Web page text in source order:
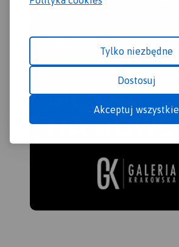
Tylko niezbędne
Dostosuj
Akceptuj wszystkie